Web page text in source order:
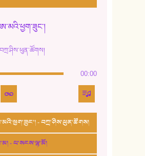
ཨ་མའི་ཕྱག་ཟུང་།
བཀྲ་ཤིས་ཕུན་ཚོགས།
00:00
- བཀྲ་ཤིས་ཕུན་ཚོགས།
- པ་སངས་ལྷ་མོ།